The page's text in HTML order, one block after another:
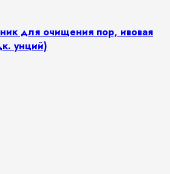
для очищения пор, ивовая
унций)